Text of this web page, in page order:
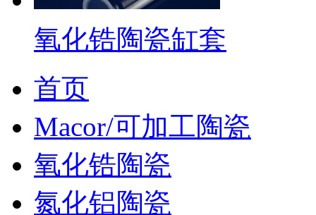
氧化锆陶瓷缸套
首页
Macor/可加工陶瓷
氧化锆陶瓷
氮化铝陶瓷